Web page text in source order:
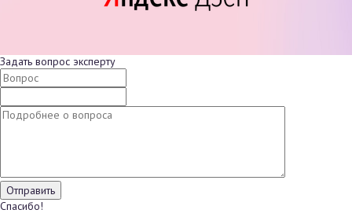
Задать вопрос эксперту
Спасибо!